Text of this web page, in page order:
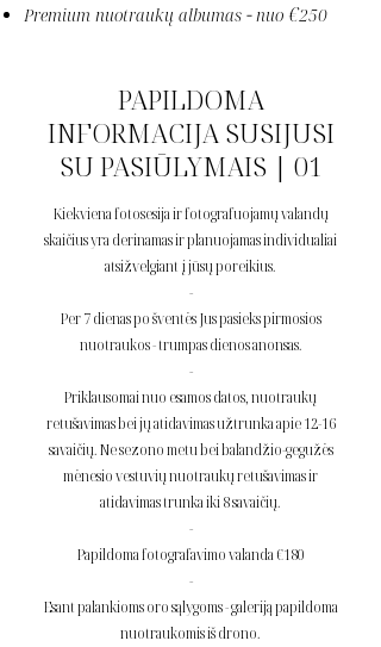
Premium nuotraukų albumas -nuo €250
PAPILDOMA
INFORMACIJA SUSIJUSI
SU PASIŪLYMAIS | 01
Kiekviena fotosesija ir fotografuojamų valandų
skaičius yra derinamas ir planuojamas individualiai
atsižvelgiant į jūsų poreikius.
-
Per 7 dienas po šventės Jus pasieks pirmosios
nuotraukos- trumpas dienos anonsas.
-
Priklausomai nuo esamos datos, nuotraukų
retušavimas bei jų atidavimas užtrunka apie 12-16
savaičių. Ne sezono metu bei balandžio-gegužės
mėnesio vestuvių nuotraukų retušavimas ir
atidavimas trunka iki 8 savaičių.
-
Papildoma fotografavimo valanda €180
-
Esant palankioms oro sąlygoms - galeriją papildoma
nuotraukomis iš drono.